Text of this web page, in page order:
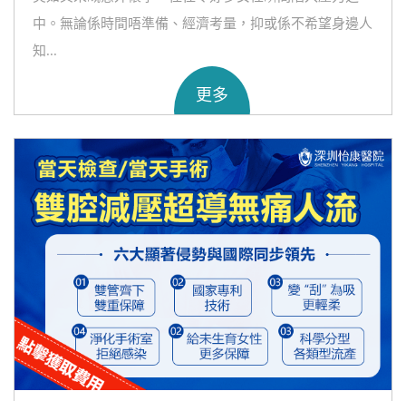
中。無論係時間唔準備、經濟考量，抑或係不希望身邊人
知...
更多